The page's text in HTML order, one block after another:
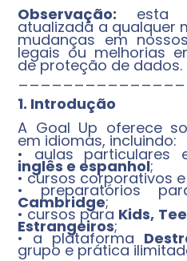
Observação: esta
atualizada a qualquer
mudanças em
legais ou melhorias
de proteção de dados.
1. Introdução
A Goal Up oferece
em idiomas, incluindo:
• aulas particulares
inglês e espanhol;
• cursos corporativos e
• preparatórios
Cambridge;
• cursos para Kids,
Estrangeiros;
• a plataforma
grupo e prática